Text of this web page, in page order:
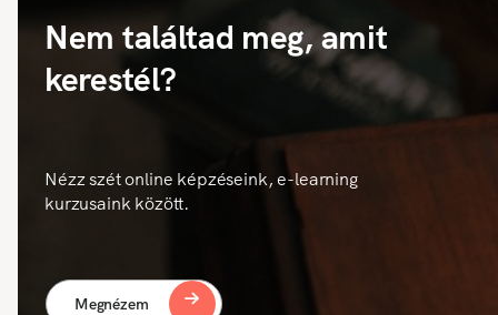
Nem találtad meg, amit
kerestél?
Nézz szét online képzéseink, e-learning
kurzusaink között.
Megnézem